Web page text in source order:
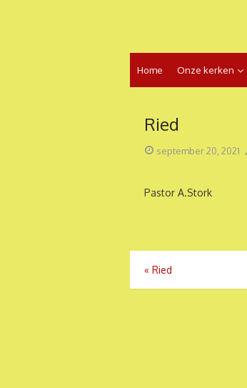
inhoud
Home Onze kerken
Ried
Geplaatst
september 20, 2021
Pastor A.Stork
Bericht
navigatie
« Ried